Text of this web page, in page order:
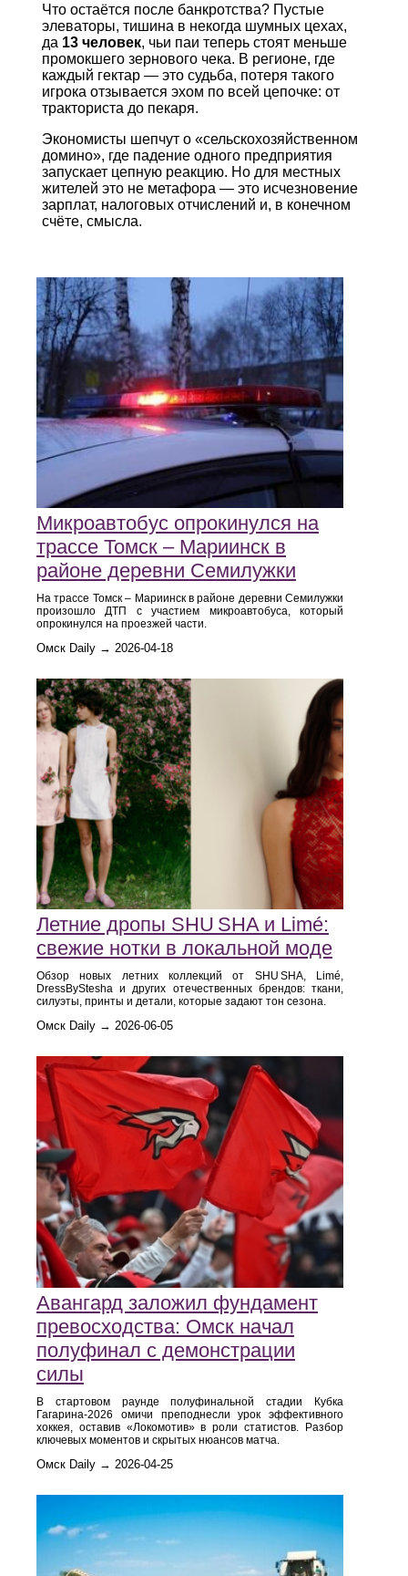
Что остаётся после банкротства? Пустые
элеваторы, тишина в некогда шумных цехах,
да 13 человек, чьи паи теперь стоят меньше
промокшего зернового чека. В регионе, где
каждый гектар — это судьба, потеря такого
игрока отзывается эхом по всей цепочке: от
тракториста до пекаря.
Экономисты шепчут о «сельскохозяйственном
домино», где падение одного предприятия
запускает цепную реакцию. Но для местных
жителей это не метафора — это исчезновение
зарплат, налоговых отчислений и, в конечном
счёте, смысла.
Микроавтобус опрокинулся на
трассе Томск – Мариинск в
районе деревни Семилужки
На трассе Томск – Мариинск в районе деревни Семилужки
произошло ДТП с участием микроавтобуса, который
опрокинулся на проезжей части.
Омск Daily → 2026-04-18
Летние дропы SHU SHA и Limé:
свежие нотки в локальной моде
Обзор новых летних коллекций от SHU SHA, Limé,
DressByStesha и других отечественных брендов: ткани,
силуэты, принты и детали, которые задают тон сезона.
Омск Daily → 2026-06-05
Авангард заложил фундамент
превосходства: Омск начал
полуфинал с демонстрации
силы
В стартовом раунде полуфинальной стадии Кубка
Гагарина-2026 омичи преподнесли урок эффективного
хоккея, оставив «Локомотив» в роли статистов. Разбор
ключевых моментов и скрытых нюансов матча.
Омск Daily → 2026-04-25